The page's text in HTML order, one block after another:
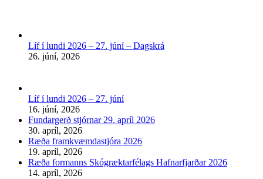
Líf í lundi 2026 – 27. júní – Dagskrá
26. júní, 2026
Líf í lundi 2026 – 27. júní
16. júní, 2026
Fundargerð stjórnar 29. apríl 2026
30. apríl, 2026
Ræða framkvæmdastjóra 2026
19. apríl, 2026
Ræða formanns Skógræktarfélags Hafnarfjarðar 2026
14. apríl, 2026